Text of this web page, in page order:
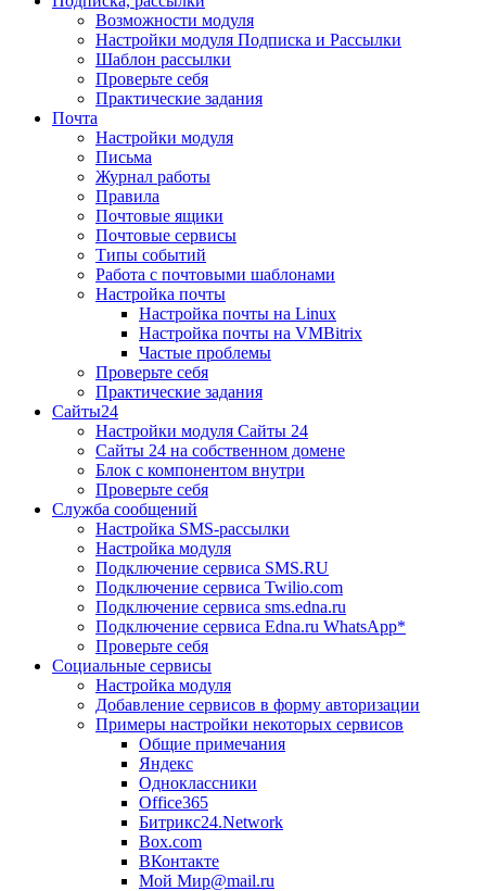
Возможности модуля
Настройки модуля Подписка и Рассылки
Шаблон рассылки
Проверьте себя
Практические задания
Почта
Настройки модуля
Письма
Журнал работы
Правила
Почтовые ящики
Почтовые сервисы
Типы событий
Работа с почтовыми шаблонами
Настройка почты
Настройка почты на Linux
Настройка почты на VMBitrix
Частые проблемы
Проверьте себя
Практические задания
Сайты24
Настройки модуля Сайты 24
Сайты 24 на собственном домене
Блок с компонентом внутри
Проверьте себя
Служба сообщений
Настройка SMS-рассылки
Настройка модуля
Подключение сервиса SMS.RU
Подключение сервиса Twilio.com
Подключение сервиса sms.edna.ru
Подключение сервиса Edna.ru WhatsApp*
Проверьте себя
Социальные сервисы
Настройка модуля
Добавление сервисов в форму авторизации
Примеры настройки некоторых сервисов
Общие примечания
Яндекс
Одноклассники
Office365
Битрикс24.Network
Box.com
ВКонтакте
Мой Мир@mail.ru